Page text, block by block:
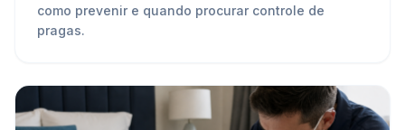
como prevenir e quando procurar controle de
pragas.